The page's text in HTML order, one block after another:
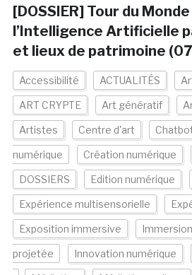
[DOSSIER] Tour du
l’Intelligence Artificielle
et lieux de patrimoine
Accessibilité ACTUALITÉS
ART CRYPTE Art génératif
Artistes Centre d'art
numérique Création numérique
DOSSIERS Edition numérique
Expérience multisensorielle
Exposition immersive Immersion
projetée Innovation numérique